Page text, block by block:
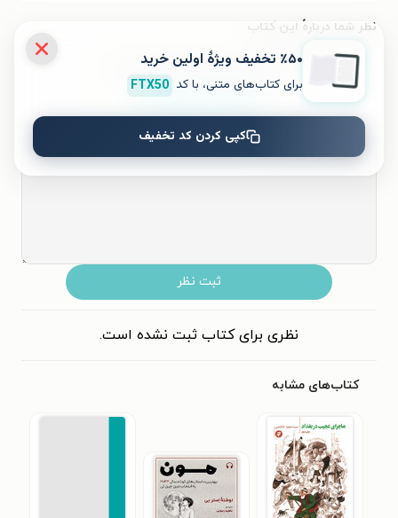
نظر شما دربارهٔ این کتاب
به این کتاب چه امتیازی می‌دهید؟
ثبت نظر
نظری برای کتاب ثبت نشده است.
کتاب‌های مشابه
٪۵۰ تخفیف ویژۀ اولین خرید
برای کتاب‌های متنی، با کد FTX50
کپی کردن کد تخفیف